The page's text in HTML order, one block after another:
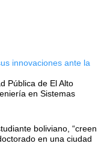
innovaciones ante la
Pública de El Alto
en Sistemas
boliviano, “creen
en una ciudad